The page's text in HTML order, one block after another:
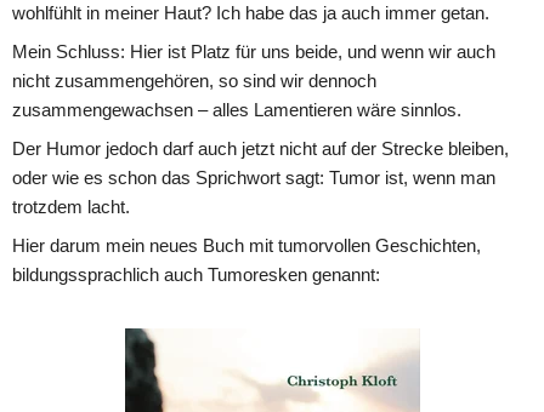
wohlfühlt in meiner Haut? Ich habe das ja auch immer getan.
Mein Schluss: Hier ist Platz für uns beide, und wenn wir auch
nicht zusammengehören, so sind wir dennoch
zusammengewachsen – alles Lamentieren wäre sinnlos.
Der Humor jedoch darf auch jetzt nicht auf der Strecke bleiben,
oder wie es schon das Sprichwort sagt: Tumor ist, wenn man
trotzdem lacht.
Hier darum mein neues Buch mit tumorvollen Geschichten,
bildungssprachlich auch Tumoresken genannt: